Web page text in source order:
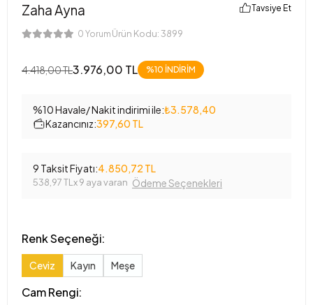
Zaha Ayna
0 Yorum Ürün Kodu: 3899
Tavsiye Et
4.418,00 TL3.976,00 TL %10 İNDİRİM
%10 Havale/ Nakit indirimi ile:₺3.578,40
Kazancınız:397,60 TL
9 Taksit Fiyatı:4.850,72 TL
538,97 TL x 9 aya varan Ödeme Seçenekleri
Renk Seçeneği:
Ceviz Kayın Meşe
Cam Rengi: